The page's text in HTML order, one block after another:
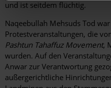
und ist seitdem flüchtig.
Naqeebullah Mehsuds Tod
Protestveranstaltungen, die
Pashtun Tahaffuz Movement,
wurden. Auf den
Anwar zur Verantwortung
außergerichtliche